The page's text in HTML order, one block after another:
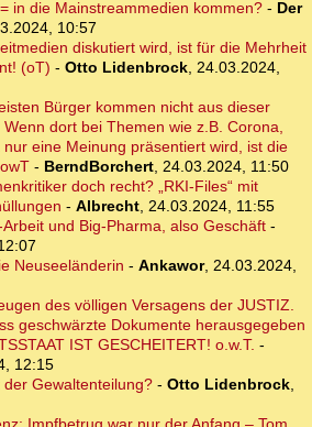
in die Mainstreammedien kommen?- Der
10:57
diskutiert wird, ist für die Mehrheit
(oT) - Otto Lidenbrock, 24.03.2024,
Bürger kommen nicht aus dieser
dort bei Themen wie z.B. Corona,
eine Meinung präsentiert wird, ist die
- BerndBorchert, 24.03.2024, 11:50
doch recht? „RKI-Files“ mit
- Albrecht, 24.03.2024, 11:55
und Big-Pharma, also Geschäft-
Neuseeländerin - Ankawor, 24.03.2024,
des völligen Versagens der JUSTIZ.
geschwärzte Dokumente herausgegeben
IST GESCHEITERT! o.w.T. -
12:15
Gewaltenteilung?- Otto Lidenbrock,